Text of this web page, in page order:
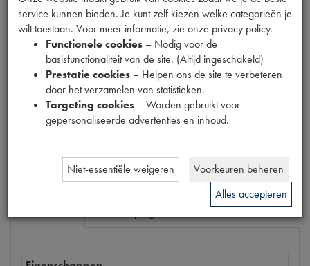
Productnummer
6460173
9,81 (€ 8,11excl. btw)
Dit product kan op dit moment niet besteld worden
service kunnen bieden. Je kunt zelf kiezen welke categorieën je
wilt toestaan. Voor meer informatie, zie onze privacy policy.
Functionele cookies – Nodig voor de
basisfunctionaliteit van de site. (Altijd ingeschakeld)
Prestatie cookies – Helpen ons de site te verbeteren
door het verzamelen van statistieken.
Targeting cookies – Worden gebruikt voor
gepersonaliseerde advertenties en inhoud.
Niet-essentiële weigeren
Voorkeuren beheren
Alles accepteren